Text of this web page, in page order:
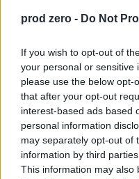
prod zero - Do Not
If you wish to opt-out of
your personal or sensitive
please use the below opt-
that after your opt-out
interest-based ads based
personal information
may separately opt-out of
information by third
This information may
Mniej kradzieży w
strat. Nowe dane
W pierwszym półroczu
o 18,6 proc. – wynika z
„Rzeczpospolita”. Statystyki
przede wszystkim drobnych
poważniejszych kradzieży